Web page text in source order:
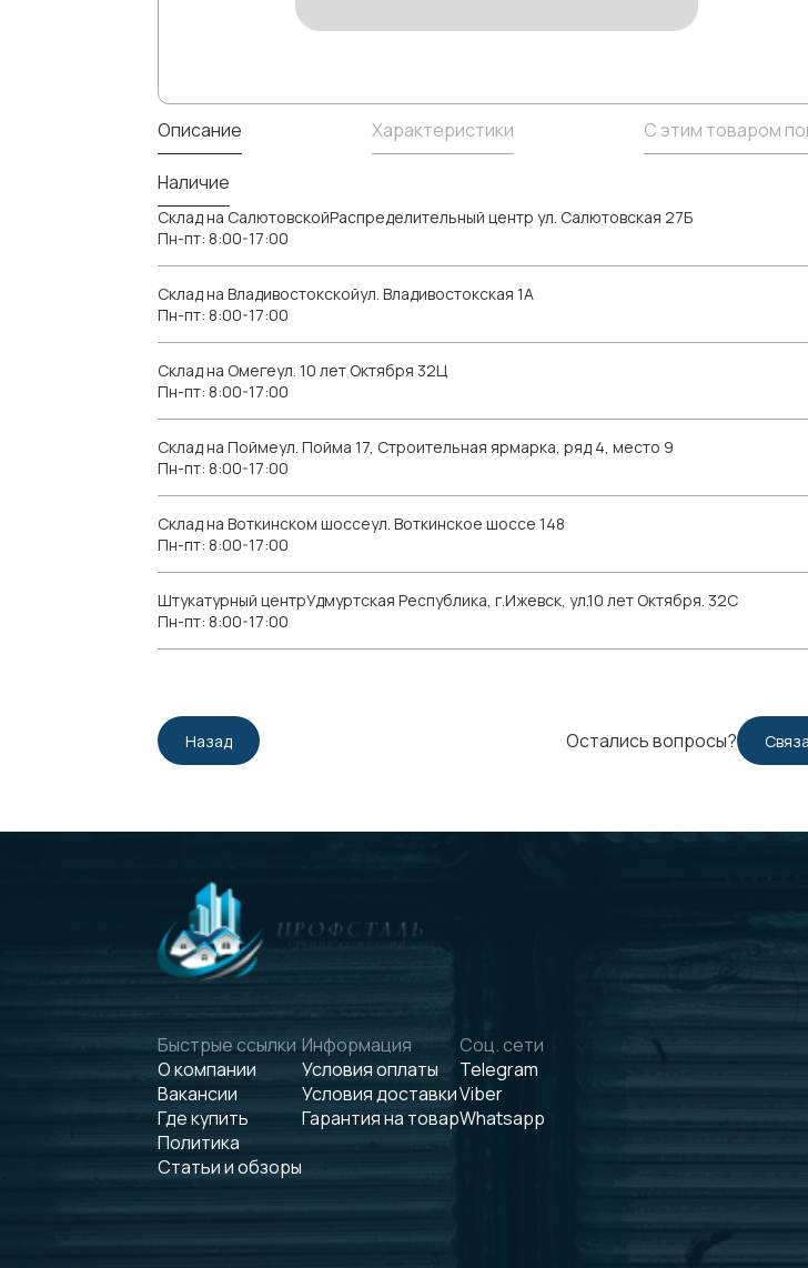
Описание Характеристики С этим товаром
Наличие
Склад на СалютовскойРаспределительный центр ул. Салютовская 27Б
Пн-пт: 8:00-17:00
Склад на Владивостокскойул. Владивостокская 1А
Пн-пт: 8:00-17:00
Склад на Омегеул. 10 лет Октября 32Ц
Пн-пт: 8:00-17:00
Склад на Поймеул. Пойма 17, Строительная ярмарка, ряд 4, место 9
Пн-пт: 8:00-17:00
Склад на Воткинском шоссеул. Воткинское шоссе 148
Пн-пт: 8:00-17:00
Штукатурный центрУдмуртская Республика, г.Ижевск, ул.10 лет Октября. 32С
Пн-пт: 8:00-17:00
Остались вопросы?
Назад
Быстрые ссылки
О компании
Вакансии
Где купить
Политика
Статьи и обзоры
Информация
Условия оплаты
Условия доставки
Гарантия на товар
Соц. сети
Telegram
Viber
Whatsapp